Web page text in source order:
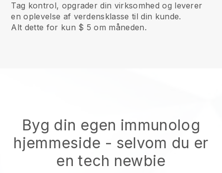
Tag kontrol, opgrader din virksomhed og leverer
en oplevelse af verdensklasse til din kunde.
Alt dette for kun $ 5 om måneden.
Byg din egen immunolog
hjemmeside - selvom du er
en tech newbie